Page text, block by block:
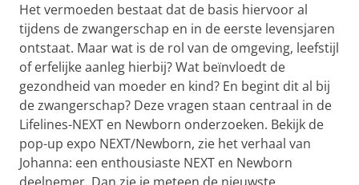
Het vermoeden bestaat dat de basis hiervoor al
tijdens de zwangerschap en in de eerste levensjaren
ontstaat. Maar wat is de rol van de omgeving, leefstijl
of erfelijke aanleg hierbij? Wat beïnvloedt de
gezondheid van moeder en kind? En begint dit al bij
de zwangerschap? Deze vragen staan centraal in de
Lifelines-NEXT en Newborn onderzoeken. Bekijk de
pop-up expo NEXT/Newborn, zie het verhaal van
Johanna: een enthousiaste NEXT en Newborn